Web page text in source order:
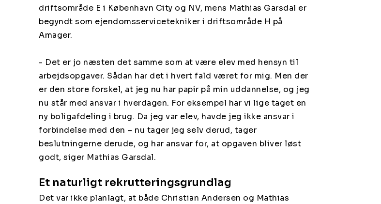
driftsområde E i København City og NV, mens Mathias Garsdal er
begyndt som ejendomsservicetekniker i driftsområde H på
Amager.
- Det er jo næsten det samme som at være elev med hensyn til
arbejdsopgaver. Sådan har det i hvert fald været for mig. Men der
er den store forskel, at jeg nu har papir på min uddannelse, og jeg
nu står med ansvar i hverdagen. For eksempel har vi lige taget en
ny boligafdeling i brug. Da jeg var elev, havde jeg ikke ansvar i
forbindelse med den – nu tager jeg selv derud, tager
beslutningerne derude, og har ansvar for, at opgaven bliver løst
godt, siger Mathias Garsdal.
Et naturligt rekrutteringsgrundlag
Det var ikke planlagt, at både Christian Andersen og Mathias